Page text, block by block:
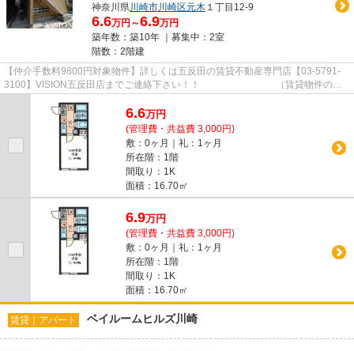
神奈川県川崎市川崎区元木 １丁目12-9
6.6万円～6.9万円
築年数：築10年 ｜募集中： 2室
階数：2階建
【仲介手数料9800円対象物件】詳しくは五反田の賃貸不動産専門店【03-5791-
3100】VISION五反田店までご連絡下さい！！ （賃貸物件のオ
ススメポイント） ダブルロックキ...
6.6万円
(管理費・共益費 3,000円)
敷：0ヶ月｜礼：1ヶ月
所在階：1階
間取り：1K
面積：16.70㎡
6.9万円
(管理費・共益費 3,000円)
敷：0ヶ月｜礼：1ヶ月
所在階：1階
間取り：1K
面積：16.70㎡
賃貸｜アパート ベイルームヒルズ川崎